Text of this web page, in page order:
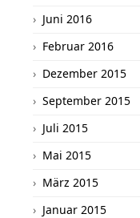
Juni 2016
Februar 2016
Dezember 2015
September 2015
Juli 2015
Mai 2015
März 2015
Januar 2015